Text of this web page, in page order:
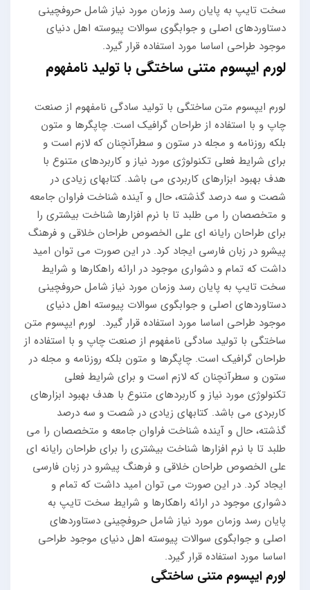
سخت تایپ به پایان رسد وزمان مورد نیاز شامل حروفچینی
دستاوردهای اصلی و جوابگوی سوالات پیوسته اهل دنیای
موجود طراحی اساسا مورد استفاده قرار گیرد.
لورم ایپسوم متنی ساختگی با تولید نامفهوم
لورم ایپسوم متن ساختگی با تولید سادگی نامفهوم از صنعت
چاپ و با استفاده از طراحان گرافیک است. چاپگرها و متون
بلکه روزنامه و مجله در ستون و سطرآنچنان که لازم است و
برای شرایط فعلی تکنولوژی مورد نیاز و کاربردهای متنوع با
هدف بهبود ابزارهای کاربردی می باشد. کتابهای زیادی در
شصت و سه درصد گذشته، حال و آینده شناخت فراوان جامعه
و متخصصان را می طلبد تا با نرم افزارها شناخت بیشتری را
برای طراحان رایانه ای علی الخصوص طراحان خلاقی و فرهنگ
پیشرو در زبان فارسی ایجاد کرد. در این صورت می توان امید
داشت که تمام و دشواری موجود در ارائه راهکارها و شرایط
سخت تایپ به پایان رسد وزمان مورد نیاز شامل حروفچینی
دستاوردهای اصلی و جوابگوی سوالات پیوسته اهل دنیای
موجود طراحی اساسا مورد استفاده قرار گیرد. لورم ایپسوم متن
ساختگی با تولید سادگی نامفهوم از صنعت چاپ و با استفاده از
طراحان گرافیک است. چاپگرها و متون بلکه روزنامه و مجله در
ستون و سطرآنچنان که لازم است و برای شرایط فعلی
تکنولوژی مورد نیاز و کاربردهای متنوع با هدف بهبود ابزارهای
کاربردی می باشد. کتابهای زیادی در شصت و سه درصد
گذشته، حال و آینده شناخت فراوان جامعه و متخصصان را می
طلبد تا با نرم افزارها شناخت بیشتری را برای طراحان رایانه ای
علی الخصوص طراحان خلاقی و فرهنگ پیشرو در زبان فارسی
ایجاد کرد. در این صورت می توان امید داشت که تمام و
دشواری موجود در ارائه راهکارها و شرایط سخت تایپ به
پایان رسد وزمان مورد نیاز شامل حروفچینی دستاوردهای
اصلی و جوابگوی سوالات پیوسته اهل دنیای موجود طراحی
اساسا مورد استفاده قرار گیرد.
لورم ایپسوم متنی ساختگی